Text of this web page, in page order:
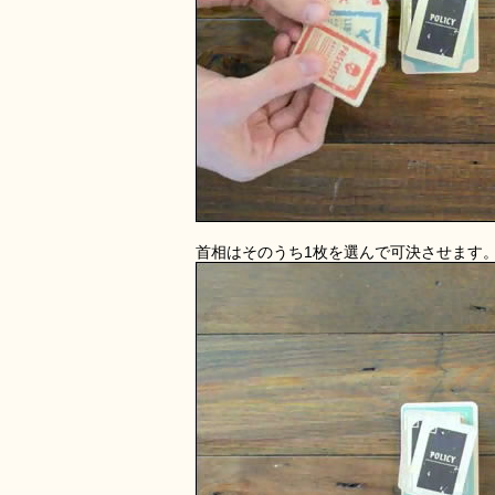
首相はそのうち1枚を選んで可決させます